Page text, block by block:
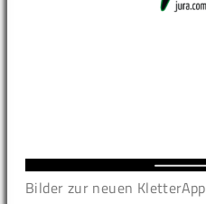
Bilder zur neuen KletterApp